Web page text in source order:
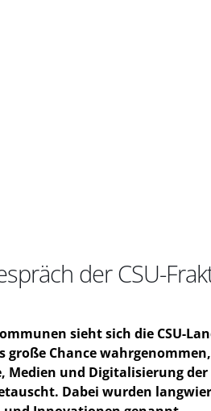
der CSU-
sieht sich die CSU-
Chance
und Digitalisierung
Dabei wurden